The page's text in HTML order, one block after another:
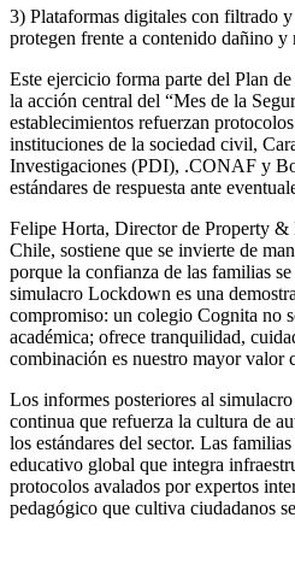
3) Plataformas digitales con filtrado
protegen frente a contenido dañino y
Este ejercicio forma parte del Plan
la acción central del “Mes de la
establecimientos refuerzan
instituciones de la sociedad civil,
Investigaciones (PDI), .CONAF y
estándares de respuesta ante
Felipe Horta, Director de Property &
Chile, sostiene que se invierte de
porque la confianza de las familias
simulacro Lockdown es una
compromiso: un colegio Cognita no
académica; ofrece tranquilidad,
combinación es nuestro mayor valor
Los informes posteriores al
continua que refuerza la cultura de
los estándares del sector. Las
educativo global que integra
protocolos avalados por expertos
pedagógico que cultiva ciudadanos